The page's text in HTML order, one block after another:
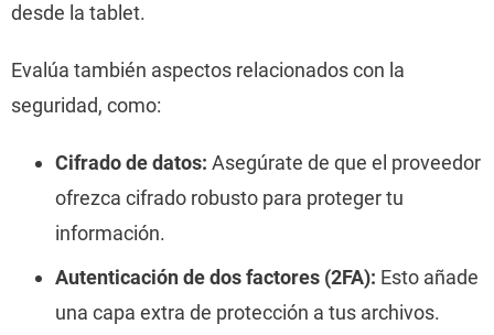
desde la tablet.
Evalúa también aspectos relacionados con la
seguridad, como:
Cifrado de datos: Asegúrate de que el proveedor
ofrezca cifrado robusto para proteger tu
información.
Autenticación de dos factores (2FA): Esto añade
una capa extra de protección a tus archivos.